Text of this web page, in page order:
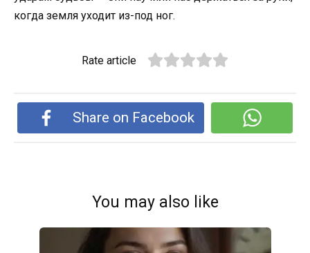
когда земля уходит из-под ног.
Rate article
Share on Facebook
You may also like